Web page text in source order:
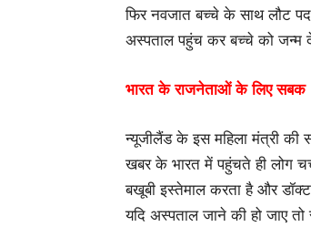
फिर नवजात बच्चे के साथ लौट
अस्पताल पहुंच कर बच्चे को जन्म
भारत के राजनेताओं के लिए सबक
न्यूजीलैंड के इस महिला मंत्री
खबर के भारत में पहुंचते ही लोग
बखूबी इस्तेमाल करता है और
यदि अस्पताल जाने की हो जाए